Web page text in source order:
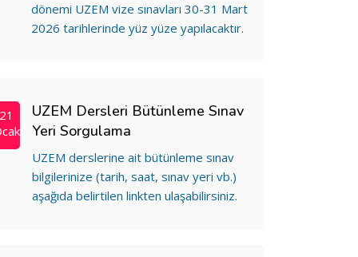
dönemi UZEM vize sınavları 30-31 Mart
2026 tarihlerinde yüz yüze yapılacaktır.
21
UZEM Dersleri Bütünleme Sınav
Yeri Sorgulama
UZEM derslerine ait bütünleme sınav
bilgilerinize (tarih, saat, sınav yeri vb.)
aşağıda belirtilen linkten ulaşabilirsiniz.